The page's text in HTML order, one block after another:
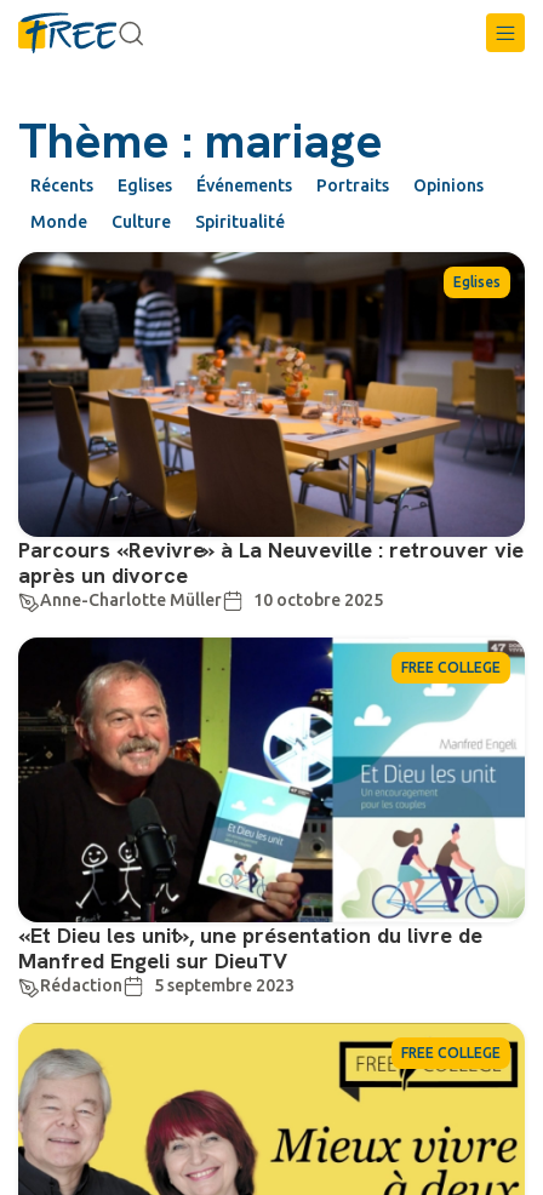
Thème : mariage
Récents Eglises Événements Portraits
Opinions
Monde
Culture Spiritualité
Eglises
Parcours «Revivre» à La Neuveville : retrouver vie
après un divorce
Anne-Charlotte Müller 10 octobre 2025
FREE COLLEGE
«Et Dieu les unit», une présentation du livre de
Manfred Engeli sur DieuTV
Rédaction 5 septembre 2023
FREE COLLEGE